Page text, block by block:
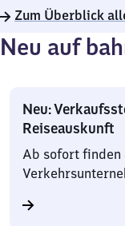
Zum Überblick
Neu auf
Neu:
Reiseauskunft
Ab sofort finden